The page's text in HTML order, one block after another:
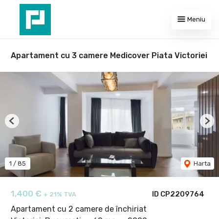
Meniu
Apartament cu 3 camere Medicover Piata Victoriei
ID CP2209764
1,400 € + 21% TVA
Apartament cu 2 camere de închiriat
1 / 85 Harta
Previous